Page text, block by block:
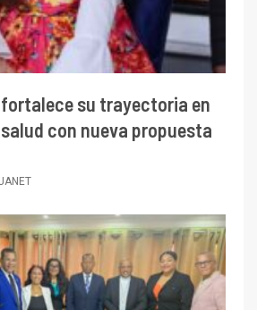
su trayectoria en
con nueva propuesta